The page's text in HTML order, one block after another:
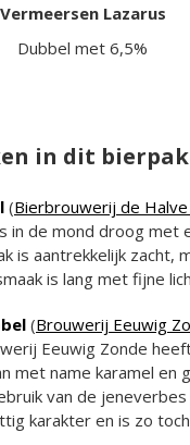
Vermeersen Lazarus
Dubbel met 6,5%
in dit
(Bierbrouwerij de Halve
in de mond droog met
is aantrekkelijk zacht,
is lang met fijne
(Brouwerij Eeuwig
Eeuwig Zonde
met name karamel en
van de
karakter en is zo